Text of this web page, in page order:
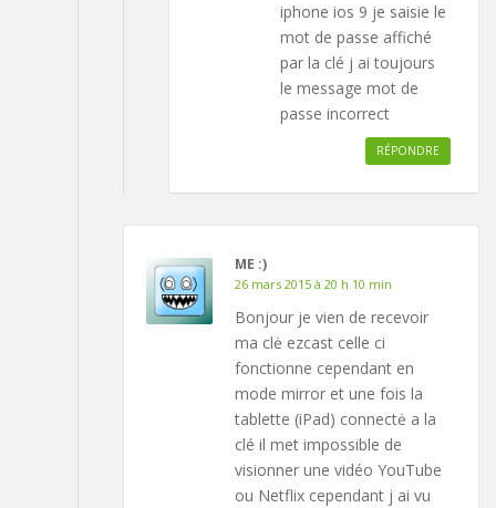
iphone ios 9 je saisie le
mot de passe affiché
par la clé j ai toujours
le message mot de
passe incorrect
RÉPONDRE
ME :)
26 mars 2015 à 20 h 10 min
Bonjour je vien de recevoir
ma clė ezcast celle ci
fonctionne cependant en
mode mirror et une fois la
tablette (iPad) connectė a la
clé il met impossible de
visionner une vidéo YouTube
ou Netflix cependant j ai vu